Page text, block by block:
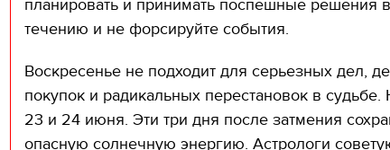
планировать и принимать поспешные решения
течению и не форсируйте события.
Воскресенье не подходит для серьезных дел,
покупок и радикальных перестановок в
23 и 24 июня. Эти три дня после затмения
опасную солнечную энергию. Астрологи